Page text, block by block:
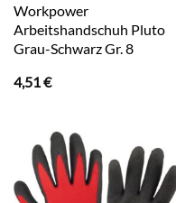
Workpower
Arbeitshandschuh Pluto
Grau-Schwarz Gr. 8
4,51€